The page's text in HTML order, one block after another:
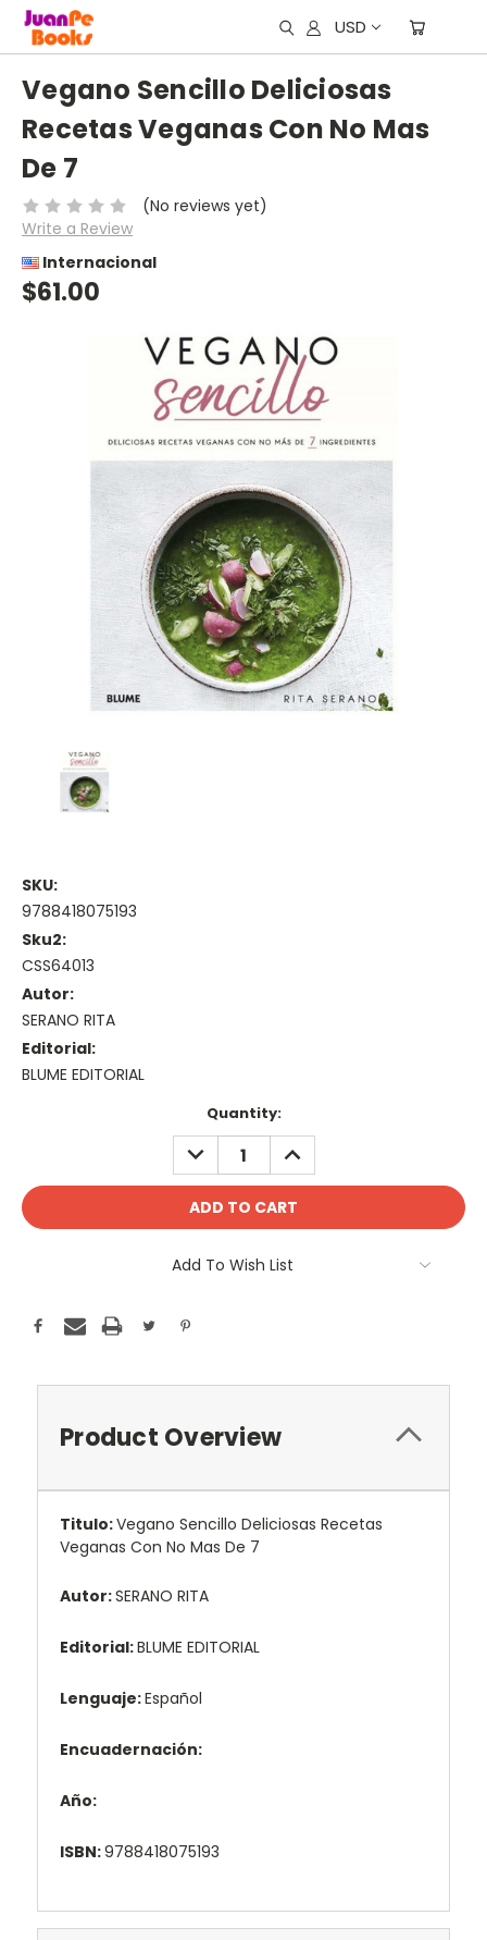
USD
Vegano Sencillo Deliciosas
Recetas Veganas Con No Mas
De 7
(No reviews yet)
Write a Review
Internacional
$61.00
SKU:
9788418075193
Sku2:
CSS64013
Autor:
SERANO RITA
Editorial:
BLUME EDITORIAL
Quantity:
DECREASE
QUANTITY:
INCREASE
QUANTITY:
Add To Wish List
Product Overview
Titulo:Vegano Sencillo Deliciosas Recetas
Veganas Con No Mas De 7
Autor:SERANO RITA
Editorial:BLUME EDITORIAL
Lenguaje:Español
Encuadernación:
Año:
ISBN:9788418075193